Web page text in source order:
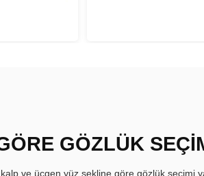
GÖZLÜK
ve üçgen yüz şekline göre gözlük seçimi